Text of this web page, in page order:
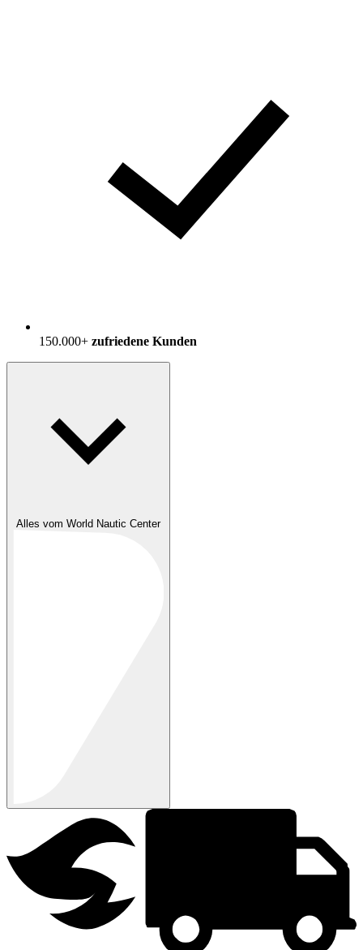
150.000+ zufriedene Kunden
Alles vom World Nautic Center